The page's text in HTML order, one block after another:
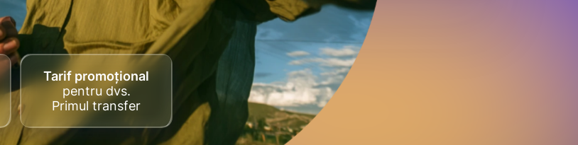
Tarif promoțional
pentru dvs.
Primul transfer